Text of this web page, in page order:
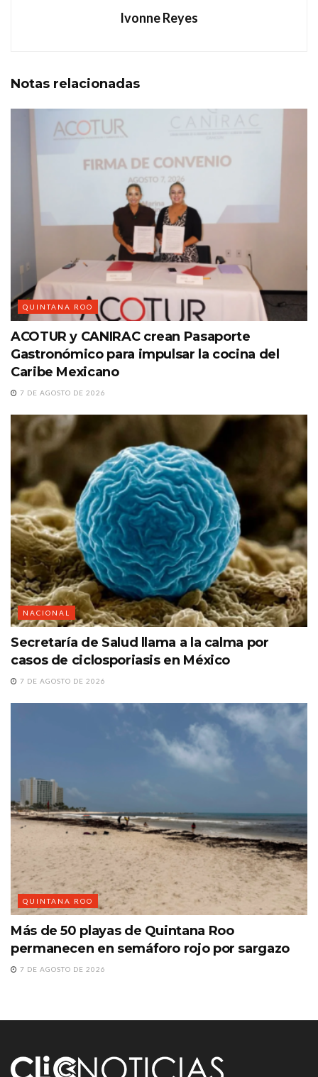
Ivonne Reyes
Notas relacionadas
QUINTANA ROO
ACOTUR y CANIRAC crean Pasaporte
Gastronómico para impulsar la cocina del
Caribe Mexicano
7 DE AGOSTO DE 2026
NACIONAL
Secretaría de Salud llama a la calma por
casos de ciclosporiasis en México
7 DE AGOSTO DE 2026
QUINTANA ROO
Más de 50 playas de Quintana Roo
permanecen en semáforo rojo por sargazo
7 DE AGOSTO DE 2026